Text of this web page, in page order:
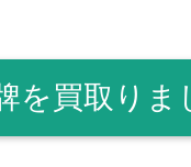
を買取りま